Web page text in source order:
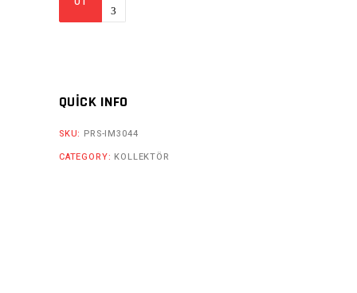
QUICK INFO
SKU: PRS-IM3044
CATEGORY: KOLLEKTÖR